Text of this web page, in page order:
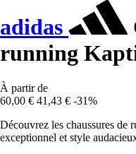
adidas
running
À partir de
60,00 € 41,43 € -31%
Découvrez les chaussures
exceptionnel et style